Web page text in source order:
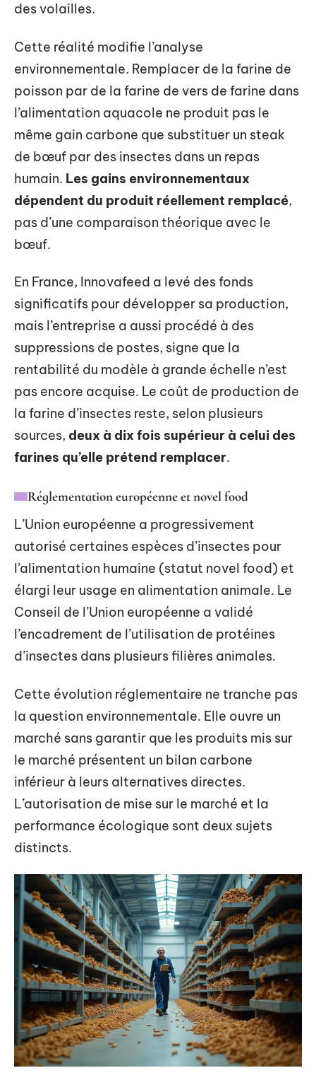
des volailles.
Cette réalité modifie l’analyse
environnementale. Remplacer de la farine de
poisson par de la farine de vers de farine dans
l’alimentation aquacole ne produit pas le
même gain carbone que substituer un steak
de bœuf par des insectes dans un repas
humain. Les gains environnementaux
dépendent du produit réellement remplacé,
pas d’une comparaison théorique avec le
bœuf.
En France, Innovafeed a levé des fonds
significatifs pour développer sa production,
mais l’entreprise a aussi procédé à des
suppressions de postes, signe que la
rentabilité du modèle à grande échelle n’est
pas encore acquise. Le coût de production de
la farine d’insectes reste, selon plusieurs
sources, deux à dix fois supérieur à celui des
farines qu’elle prétend remplacer.
Réglementation européenne et novel food
L’Union européenne a progressivement
autorisé certaines espèces d’insectes pour
l’alimentation humaine (statut novel food) et
élargi leur usage en alimentation animale. Le
Conseil de l’Union européenne a validé
l’encadrement de l’utilisation de protéines
d’insectes dans plusieurs filières animales.
Cette évolution réglementaire ne tranche pas
la question environnementale. Elle ouvre un
marché sans garantir que les produits mis sur
le marché présentent un bilan carbone
inférieur à leurs alternatives directes.
L’autorisation de mise sur le marché et la
performance écologique sont deux sujets
distincts.